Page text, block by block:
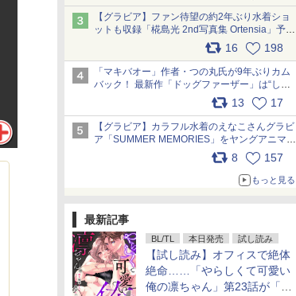
【グラビア】ファン待望の約2年ぶり水着ショ
ットも収録「椛島光 2nd写真集 Ortensia」予約
16 198
「マキバオー」作者・つの丸氏が9年ぶりカム
バック！ 最新作「ドッグファーザー」は“しゃ
べらない動物”とのリアルな暮らしを描く 「も
うこれ以上の幸せはない」……一緒に暮らす愛
犬たちへ… pic.x.com/hEr88DgVyD
13 17
【グラビア】カラフル水着のえなこさんグラビ
ア「SUMMER MEMORIES」をヤングアニマル
Webで公開中 pic.x.com/wdmmjZ7DnV
8 157
もっと見る
最新記事
BL/TL 本日発売 試し読み
【試し読み】オフィスで絶体
絶命……「やらしくて可愛い
俺の凛ちゃん」第23話が「コ